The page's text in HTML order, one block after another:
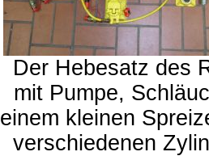
Der Hebesatz des
mit Pumpe,
einem kleinen
verschiedenen